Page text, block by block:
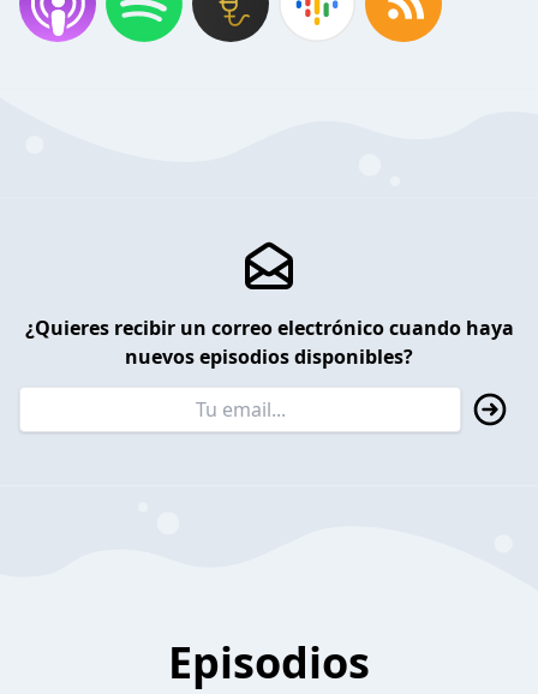
¿Quieres recibir un correo electrónico cuando haya
nuevos episodios disponibles?
Episodios